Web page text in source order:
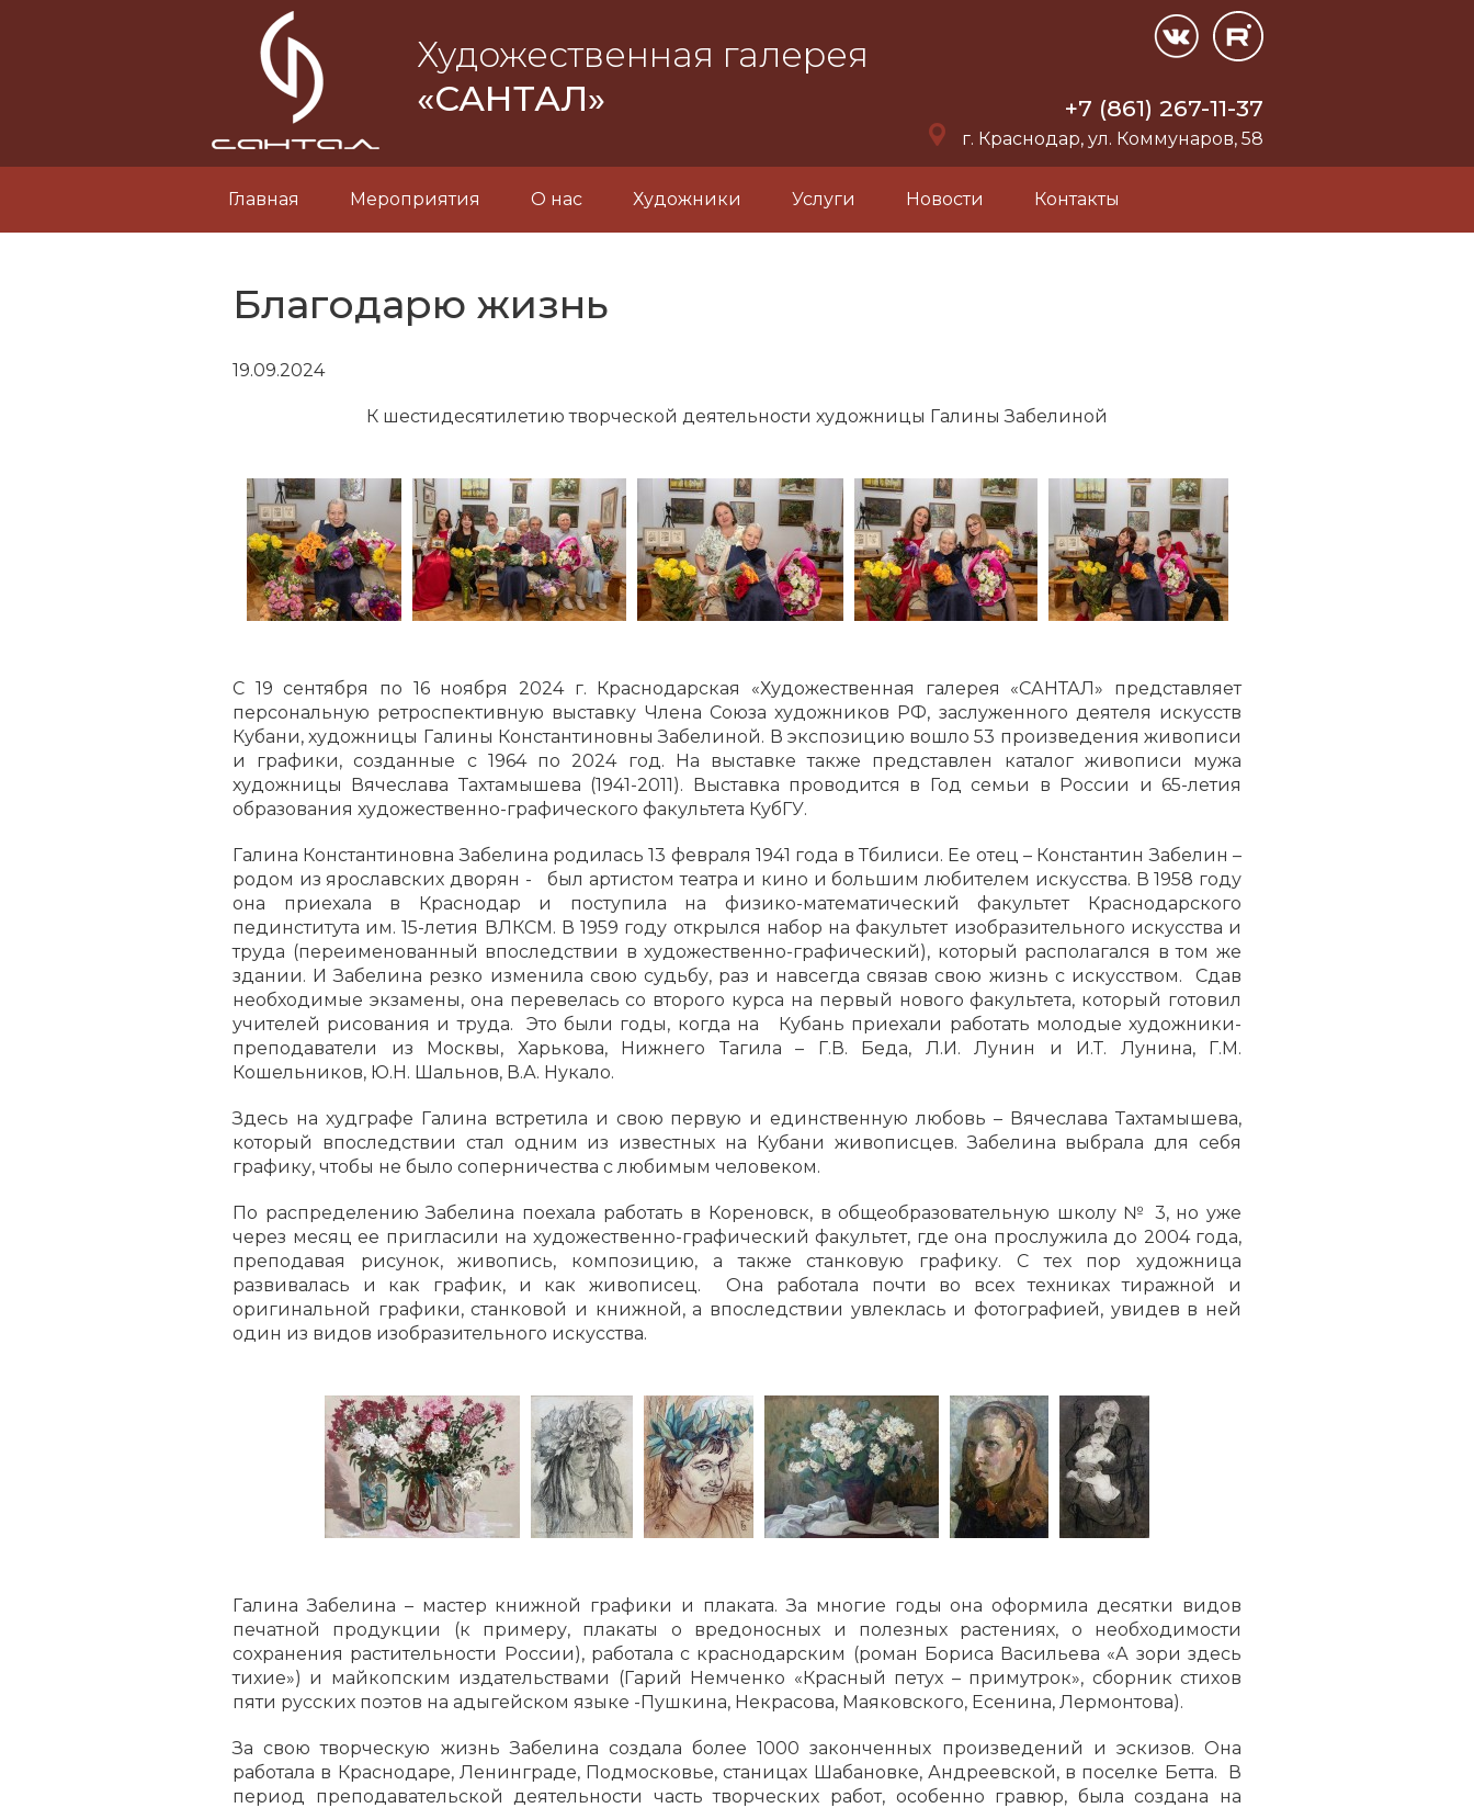
Художественная галерея
«САНТАЛ»
+7 (861) 267-11-37
г. Краснодар, ул. Коммунаров, 58
Главная Мероприятия О нас Художники Услуги Новости Контакты
Благодарю жизнь
19.09.2024
К шестидесятилетию творческой деятельности художницы Галины Забелиной
С 19 сентября по 16 ноября 2024 г. Краснодарская «Художественная галерея «САНТАЛ» представляет
персональную ретроспективную выставку Члена Союза художников РФ, заслуженного деятеля искусств
Кубани, художницы Галины Константиновны Забелиной. В экспозицию вошло 53 произведения живописи
и графики, созданные с 1964 по 2024 год. На выставке также представлен каталог живописи мужа
художницы Вячеслава Тахтамышева (1941-2011). Выставка проводится в Год семьи в России и 65-летия
образования художественно-графического факультета КубГУ.
Галина Константиновна Забелина родилась 13 февраля 1941 года в Тбилиси. Ее отец – Константин Забелин –
родом из ярославских дворян - был артистом театра и кино и большим любителем искусства. В 1958 году
она приехала в Краснодар и поступила на физико-математический факультет Краснодарского
пединститута им. 15-летия ВЛКСМ. В 1959 году открылся набор на факультет изобразительного искусства и
труда (переименованный впоследствии в художественно-графический), который располагался в том же
здании. И Забелина резко изменила свою судьбу, раз и навсегда связав свою жизнь с искусством. Сдав
необходимые экзамены, она перевелась со второго курса на первый нового факультета, который готовил
учителей рисования и труда. Это были годы, когда на Кубань приехали работать молодые художники-
преподаватели из Москвы, Харькова, Нижнего Тагила – Г.В. Беда, Л.И. Лунин и И.Т. Лунина, Г.М.
Кошельников, Ю.Н. Шальнов, В.А. Нукало.
Здесь на худграфе Галина встретила и свою первую и единственную любовь – Вячеслава Тахтамышева,
который впоследствии стал одним из известных на Кубани живописцев. Забелина выбрала для себя
графику, чтобы не было соперничества с любимым человеком.
По распределению Забелина поехала работать в Кореновск, в общеобразовательную школу № 3, но уже
через месяц ее пригласили на художественно-графический факультет, где она прослужила до 2004 года,
преподавая рисунок, живопись, композицию, а также станковую графику. С тех пор художница
развивалась и как график, и как живописец. Она работала почти во всех техниках тиражной и
оригинальной графики, станковой и книжной, а впоследствии увлеклась и фотографией, увидев в ней
один из видов изобразительного искусства.
Галина Забелина – мастер книжной графики и плаката. За многие годы она оформила десятки видов
печатной продукции (к примеру, плакаты о вредоносных и полезных растениях, о необходимости
сохранения растительности России), работала с краснодарским (роман Бориса Васильева «А зори здесь
тихие») и майкопским издательствами (Гарий Немченко «Красный петух – примутрок», сборник стихов
пяти русских поэтов на адыгейском языке -Пушкина, Некрасова, Маяковского, Есенина, Лермонтова).
За свою творческую жизнь Забелина создала более 1000 законченных произведений и эскизов. Она
работала в Краснодаре, Ленинграде, Подмосковье, станицах Шабановке, Андреевской, в поселке Бетта. В
период преподавательской деятельности часть творческих работ, особенно гравюр, была создана на